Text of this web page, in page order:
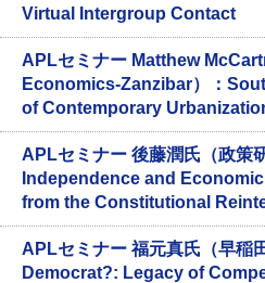
Virtual Intergroup Contact
APLセミナー Matthew
Economics-Zanzibar）：
of Contemporary
APLセミナー 後藤潤氏（政策
Independence and
from the Constitutional
APLセミナー 福元真氏（早稲
Democrat?: Legacy of